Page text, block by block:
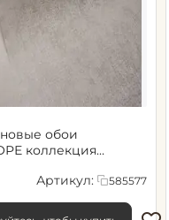
обои
коллекция
Артикул: 585577